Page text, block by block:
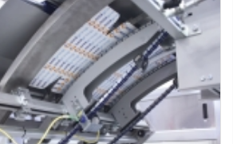
LWP Series
Série LWP ERGON-Sistema PACKBLOC
Caixa Wrap-around-3x4 packs